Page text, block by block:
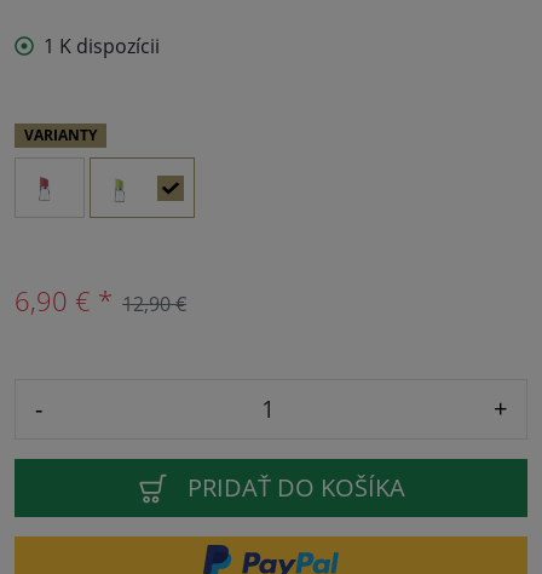
1 K dispozícii
VARIANTY
6,90 € * 12,90 €
- +
PRIDAŤ DO KOŠÍKA